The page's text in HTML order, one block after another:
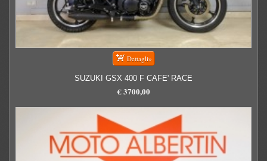
SUZUKI GSX 400 F CAFE' RACE
€ 3700,00